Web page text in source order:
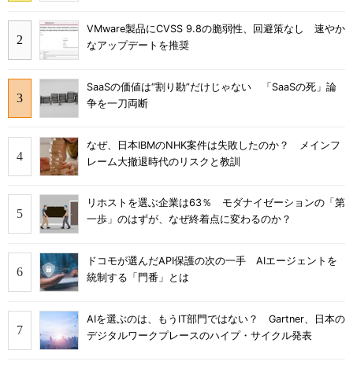
VMware製品にCVSS 9.8の脆弱性、回避策なし 速やか
なアップデートを推奨
SaaSの価値は“割り勘”だけじゃない 「SaaSの死」論
争を一刀両断
なぜ、日本IBMのNHK案件は失敗したのか？ メインフ
レーム大撤退時代のリスクと教訓
リホストを選ぶ企業は63％ モダナイゼーションの「第
一歩」のはずが、なぜ終着点に変わるのか？
ドコモが選んだAPI保護の次の一手 AIエージェントを
統制する「門番」とは
AIを選ぶのは、もうIT部門ではない？ Gartner、日本の
デジタルワークプレースのハイプ・サイクル発表